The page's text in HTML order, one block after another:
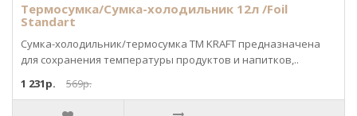
Термосумка/Сумка-холодильник 12л /Foil
Standart
Сумка-холодильник/термосумка ТМ KRAFT предназначена
для сохранения температуры продуктов и напитков,..
1 231р.
569р.